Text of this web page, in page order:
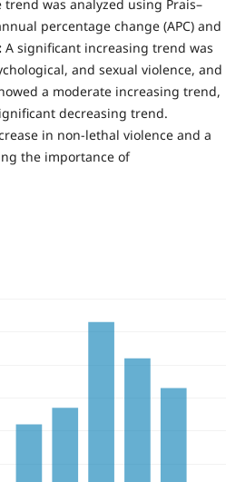
was analyzed using Prais–
percentage change (APC) and
A significant increasing trend was
and sexual violence, and
a moderate increasing trend,
decreasing trend.
in non-lethal violence and a
the importance of